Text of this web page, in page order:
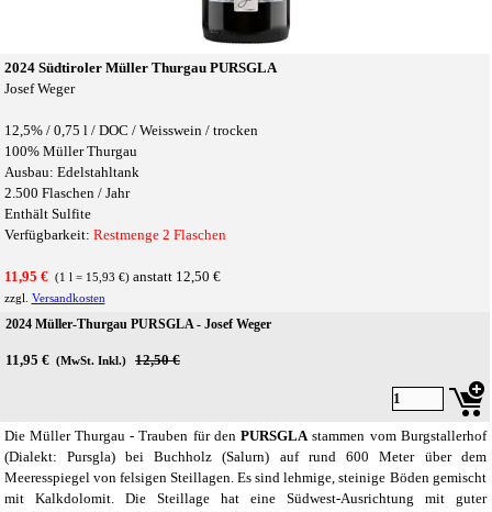
2024 Südtiroler Müller Thurgau PURSGLA
Josef Weger
12,5% / 0,75 l /DOC / Weisswein / trocken
100% Müller Thurgau
Ausbau: Edelstahltank
2.500 Flaschen / Jahr
Enthält Sulfite
Verfügbarkeit: Restmenge 2 Flaschen
11,95 € (1 l = 15,93 €)anstatt 12,50 €
zzgl. Versandkosten
2024 Müller-Thurgau PURSGLA - Josef Weger
11,95 € (MwSt. Inkl.) Preis ohne Rabatt
12,50 €
Die Müller Thurgau - Trauben für denPURSGLA stammen vom Burgstallerhof
(Dialekt: Pursgla) bei Buchholz (Salurn) auf rund 600 Meter über dem
Meeresspiegel von felsigen Steillagen. Es sind lehmige, steinige Böden gemischt
mit Kalkdolomit. Die Steillage hat eine Südwest-Ausrichtung mit guter